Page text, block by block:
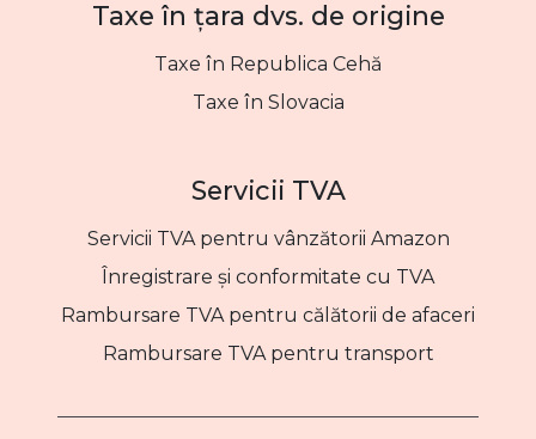
Taxe în țara dvs. de origine
Taxe în Republica Cehă
Taxe în Slovacia
Servicii TVA
Servicii TVA pentru vânzătorii Amazon
Înregistrare și conformitate cu TVA
Rambursare TVA pentru călătorii de afaceri
Rambursare TVA pentru transport